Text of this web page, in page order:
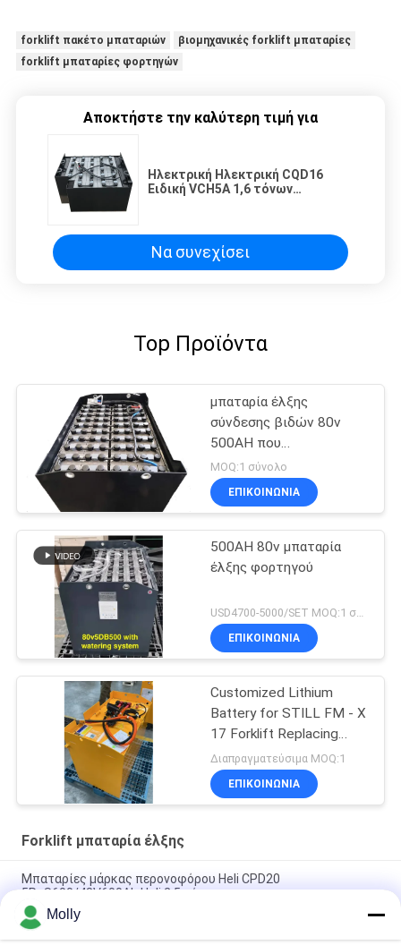
forklift πακέτο μπαταριών
βιομηχανικές forklift μπαταρίες
forklift μπαταρίες φορτηγών
Αποκτήστε την καλύτερη τιμή για
Ηλεκτρική Ηλεκτρική CQD16
Ειδική VCH5A 1,6 τόνων
Να συνεχίσει
Top Προϊόντα
μπαταρία έλξης
σύνδεσης βιδών 80v
500AH που
προσαρμόζεται για
Forklift MHE
MOQ:1 σύνολο
ΕΠΙΚΟΙΝΩΝΙΑ
500AH 80v μπαταρία
έλξης φορτηγού
USD4700-5000/SET MOQ:1 σύνολο
ΕΠΙΚΟΙΝΩΝΙΑ
Customized Lithium
Battery for STILL FM - X
17 Forklift Replacing
48V/775AH Lead - Acid
Battery to 51.2V 690AH
Lithium Battery
Διαπραγματεύσιμα MOQ:1
ΕΠΙΚΟΙΝΩΝΙΑ
Forklift μπαταρία έλξης
Μπαταρίες μάρκας περονοφόρου Heli CPD20
5PzS600/48V600Ah Heli 2,5 τόνων
Ηλεκτρικό ανελκυστήρα ελαστικών 6PBS600 80V 600Ah,
Molly